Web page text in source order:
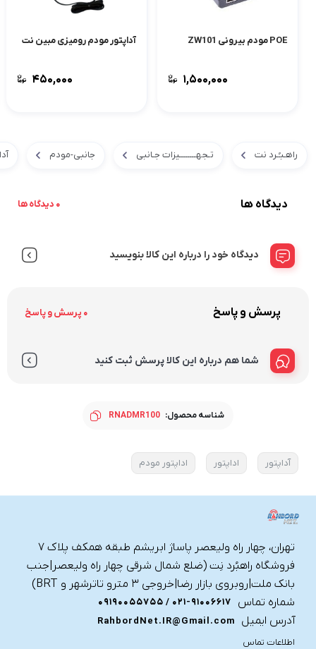
POE مودم بیرونی ZW101
۱,۵۰۰,۰۰۰
آداپتور مودم رومیزی مبین نت
۴۵۰,۰۰۰
راهـبـُـرد نت تـجهــــــــیزات جـانبی جانبی-مودم
دیدگاه ها 0 دیدگاه ها
دیدگاه خود را درباره این کالا بنویسید
پرسش و پاسخ 0 پرسش و پاسخ
شما هم درباره این کالا پرسش ثبت کنید
شناسه محصول: RNADMR100
آداپتور اداپتور اداپتور مودم
تهران، چهار راه ولیعصر پاساژ ابریشم طبقه همکف پلاک ۷
فروشگاه راهبُرد نِت (ضلع شمال شرقی چهار راه ولیعصر|جنب
بانک ملت|روبروی بازار رضا|خروجی ۳ مترو تاترشهر و BRT)‎‎
شماره تماس
021-91006617 / 09190055755
آدرس ایمیل
RahbordNet.IR@Gmail.com
اطلاعات تماس